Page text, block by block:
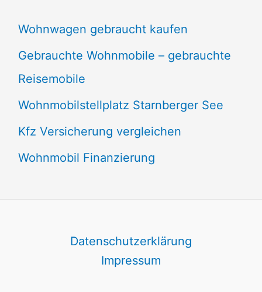
Wohnwagen gebraucht kaufen
Gebrauchte Wohnmobile – gebrauchte
Reisemobile
Wohnmobilstellplatz Starnberger See
Kfz Versicherung vergleichen
Wohnmobil Finanzierung
Datenschutzerklärung
Impressum